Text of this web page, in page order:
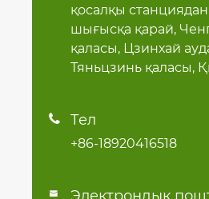
қосалқы
шығысқа қарай,
қаласы, Цзинхай
Тяньцзинь қаласы,
 Тел
+86-18920416518
